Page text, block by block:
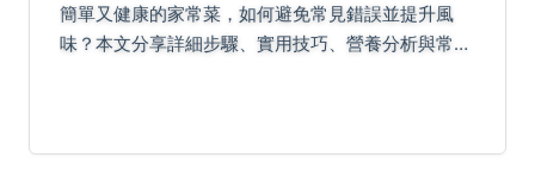
簡單又健康的家常菜，如何避免常見錯誤並提升風
味？本文分享詳細步驟、實用技巧、營養分析與常見